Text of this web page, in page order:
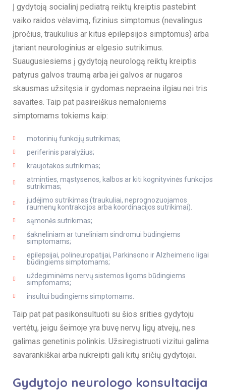
Į gydytoją socialinį pediatrą reiktų kreiptis pastebint
vaiko raidos vėlavimą, fizinius simptomus (nevalingus
įpročius, traukulius ar kitus epilepsijos simptomus) arba
įtariant neurologinius ar elgesio sutrikimus.
Suaugusiesiems į gydytoją neurologą reiktų kreiptis
patyrus galvos traumą arba jei galvos ar nugaros
skausmas užsitęsia ir gydomas nepraeina ilgiau nei tris
savaites. Taip pat pasireiškus nemaloniems
simptomams tokiems kaip:
motorinių funkcijų sutrikimas;
periferinis paralyžius;
kraujotakos sutrikimas;
atminties, mąstysenos, kalbos ar kiti kognityvinės funkcijos
sutrikimas;
judėjimo sutrikimas (traukuliai, neprognozuojamos
raumenų kontrakcijos arba koordinacijos sutrikimai).
sąmonės sutrikimas;
šakneliniam ar tuneliniam sindromui būdingiems
simptomams;
epilepsijai, polineuropatijai, Parkinsono ir Alzheimerio ligai
būdingiems simptomams;
uždegiminėms nervų sistemos ligoms būdingiems
simptomams;
insultui būdingiems simptomams.
Taip pat pat pasikonsultuoti su šios srities gydytoju
vertėtų, jeigu šeimoje yra buvę nervų ligų atvejų, nes
galimas genetinis polinkis. Užsiregistruoti vizitui galima
savarankiškai arba nukreipti gali kitų sričių gydytojai.
Gydytojo neurologo konsultacija